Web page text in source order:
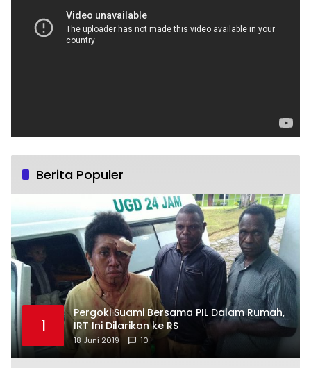
Berita Populer
1
Pergoki Suami Bersama PIL Dalam Rumah,
IRT Ini Dilarikan ke RS
18 Juni 2019 10